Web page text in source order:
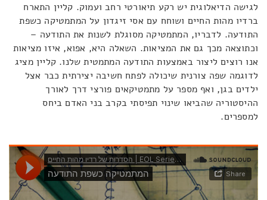
לגישה הדיאלוגית יש רקע תיאורטי רחב ועמוק. קליין התארח
ברדיו מהות החיים ושוחח עם אסי זיגדון על המתמטיקה כשפת
התודעה. לדבריו, המתמטיקה מסוגלת לשנות את התודעה –
וכתוצאה מכך גם את המציאות. השאלה היא, אפוא, איזו מציאות
אנו רוצים ליצור באמצעות התודעה המתמטית שלנו. קליין מציג
לדוגמה שפה צורנית שיכולה לפתח חשיבה יצירתית כבר אצל
ילדים בגן, ואף מספר על מתמטיקאים פורצי דרך לאורך
ההיסטוריה שהביאו שינוי תפיסתי בקרב בני האדם ביחס
למספרים.